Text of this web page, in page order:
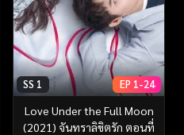
SS 1 EP 1-24
Love Under the Full Moon
(2021) จันทราลิขิตรัก ตอนที่